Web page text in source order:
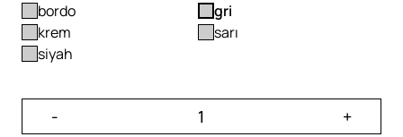
bordo
gri
krem
sarı
siyah
- +